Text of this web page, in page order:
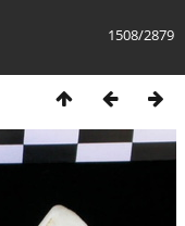
1508/2879